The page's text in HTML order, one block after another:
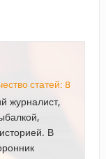
статей: 8
журналист,
В